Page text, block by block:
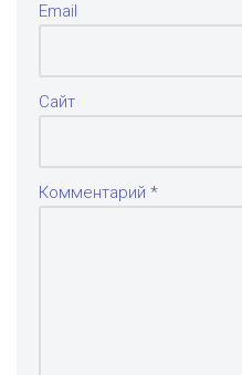
Email
Сайт
Комментарий *